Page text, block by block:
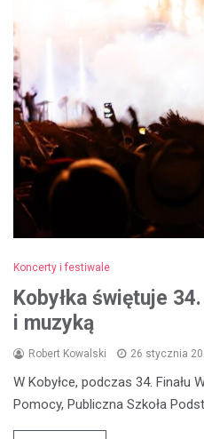
Koncerty i festiwale
Kobyłka świętuje
i muzyką
Robert Kowalski 26 stycznia
W Kobyłce, podczas 34. Finału
Pomocy, Publiczna Szkoła